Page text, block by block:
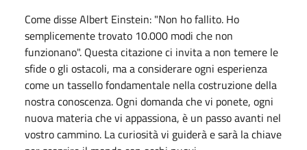
Come disse Albert Einstein: "Non ho fallito. Ho
semplicemente trovato 10.000 modi che non
funzionano". Questa citazione ci invita a non temere le
sfide o gli ostacoli, ma a considerare ogni esperienza
come un tassello fondamentale nella costruzione della
nostra conoscenza. Ogni domanda che vi ponete, ogni
nuova materia che vi appassiona, è un passo avanti nel
vostro cammino. La curiosità vi guiderà e sarà la chiave